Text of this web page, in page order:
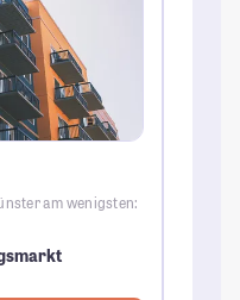
am wenigsten: